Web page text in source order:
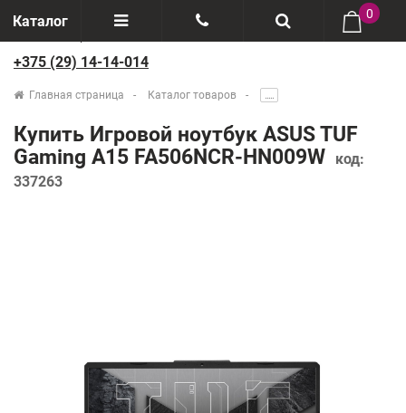
Каталог
Отзывы
Производители
Возврат товаров
+375(29) 888-44-44
0
+375 (29) 14-14-014
Главная страница Каталог товаров .....
Купить Игровой ноутбук ASUS TUF
Gaming A15 FA506NCR-HN009W
код:
337263